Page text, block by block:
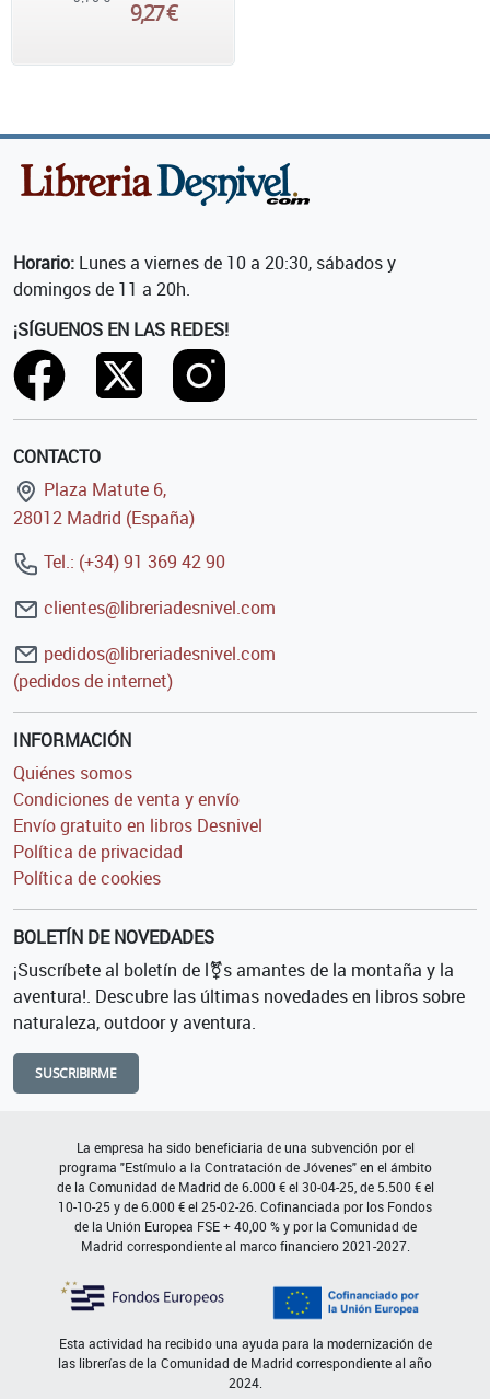
9,27 €
Horario: Lunes a viernes de 10 a 20:30, sábados y
domingos de 11 a 20h.
¡SÍGUENOS EN LAS REDES!
CONTACTO
Plaza Matute 6,
28012 Madrid (España)
Tel.: (+34) 91 369 42 90
clientes@libreriadesnivel.com
pedidos@libreriadesnivel.com
(pedidos de internet)
INFORMACIÓN
Quiénes somos
Condiciones de venta y envío
Envío gratuito en libros Desnivel
Política de privacidad
Política de cookies
BOLETÍN DE NOVEDADES
¡Suscríbete al boletín de l⚧s amantes de la montaña y la
aventura!. Descubre las últimas novedades en libros sobre
naturaleza, outdoor y aventura.
SUSCRIBIRME
La empresa ha sido beneficiaria de una subvención por el
programa "Estímulo a la Contratación de Jóvenes" en el ámbito
de la Comunidad de Madrid de 6.000 € el 30-04-25, de 5.500 € el
10-10-25 y de 6.000 € el 25-02-26. Cofinanciada por los Fondos
de la Unión Europea FSE + 40,00 % y por la Comunidad de
Madrid correspondiente al marco financiero 2021-2027.
Esta actividad ha recibido una ayuda para la modernización de
las librerías de la Comunidad de Madrid correspondiente al año
2024.